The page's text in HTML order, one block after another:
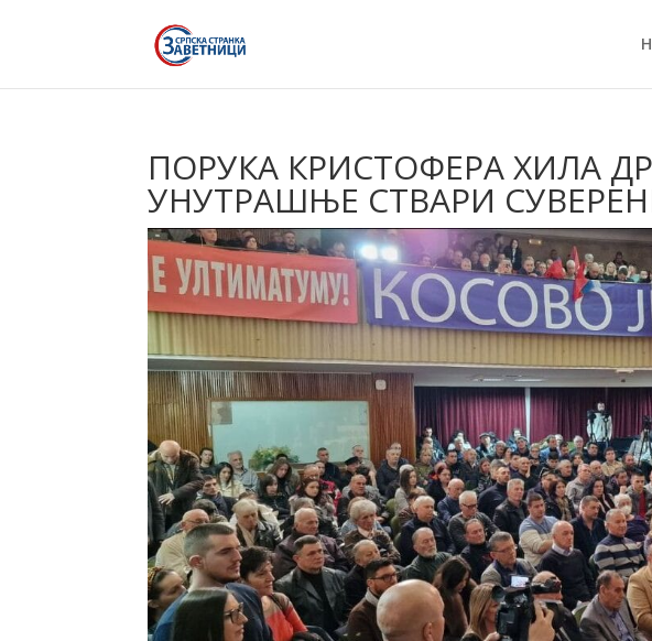
ПОРУКА КРИСТОФЕРА ХИЛА
УНУТРАШЊЕ СТВАРИ